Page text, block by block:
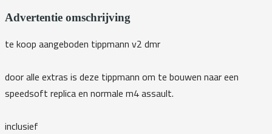
Advertentie omschrijving
te koop aangeboden tippmann v2 dmr
door alle extras is deze tippmann om te bouwen naar een
speedsoft replica en normale m4 assault.
inclusief